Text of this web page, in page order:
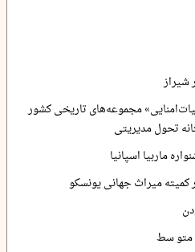
شیراز
مجموعه‌های تاریخی کشور
تحول مدیریتی
ماربیا اسپانیا
کمیته میراث جهانی یونسکو
متو سط